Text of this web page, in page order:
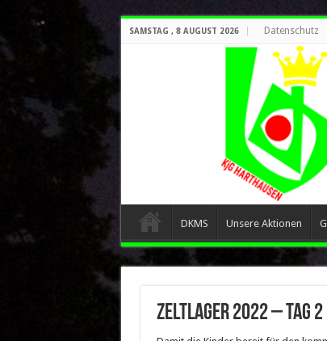
SAMSTAG , 8 AUGUST 2026 Datenschutz
DKMS Unsere Aktionen
Zeltlager 2022 – Tag 2